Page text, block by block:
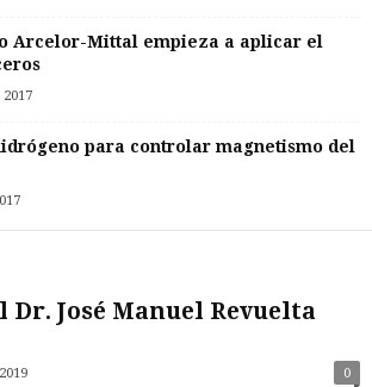
Arcelor-Mittal empieza a aplicar el
para controlar magnetismo del
José Manuel Revuelta
0